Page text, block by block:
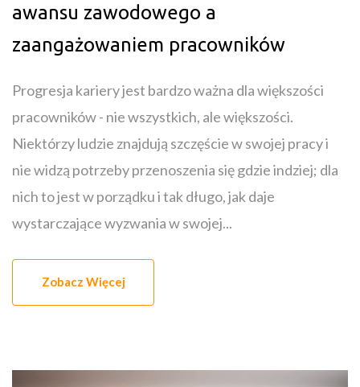
awansu zawodowego a
zaangażowaniem pracowników
Progresja kariery jest bardzo ważna dla większości
pracowników - nie wszystkich, ale większości.
Niektórzy ludzie znajdują szczęście w swojej pracy i
nie widzą potrzeby przenoszenia się gdzie indziej; dla
nich to jest w porządku i tak długo, jak daje
wystarczające wyzwania w swojej...
Zobacz Więcej